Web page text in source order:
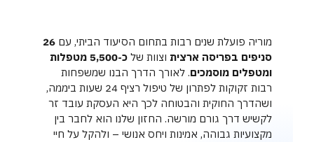
מוריה פועלת שנים רבות בתחום הסיעוד הביתי, עם 26
סניפים בפריסה ארצית וצוות של
כ-5,500 מטפלות
ומטפלים מוסמכים. לאורך הדרך הבנו שמשפחות
רבות זקוקות לפתרון של טיפול רציף 24 שעות ביממה,
ושהדרך החוקית והבטוחה לכך היא העסקת עובד זר
לקשיש דרך גורם מורשה. החזון שלנו הוא לחבר בין
מקצועיות גבוהה, אמינות ויחס אנושי – ולהקל על חיי